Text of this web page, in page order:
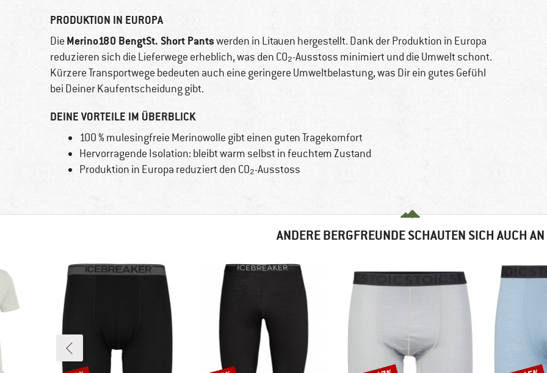
PRODUKTION IN EUROPA
Die Merino180 BengtSt. Short Pantswerden in Litauen hergestellt. Dank der Produktion in Europa
reduzieren sich die Lieferwege erheblich, was den CO₂-Ausstoss minimiert und die Umwelt schont.
Kürzere Transportwege bedeuten auch eine geringere Umweltbelastung, was Dir ein gutes Gefühl
bei Deiner Kaufentscheidung gibt.
DEINE VORTEILE IM ÜBERBLICK
100 % mulesingfreie Merinowolle gibt einen guten Tragekomfort
Hervorragende Isolation: bleibt warm selbst in feuchtem Zustand
Produktion in Europa reduziert den CO₂-Ausstoss
ANDERE BERGFREUNDE SCHAUTEN SICH AUCH AN